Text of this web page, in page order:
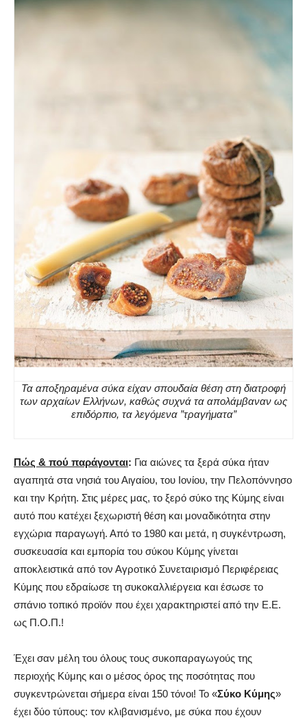
Τα αποξηραμένα σύκα είχαν σπουδαία θέση στη διατροφή
των αρχαίων Ελλήνων, καθώς συχνά τα απολάμβαναν ως
επιδόρπιο, τα λεγόμενα ”τραγήματα”
Πώς & πού παράγονται: Για αιώνες τα ξερά σύκα ήταν
αγαπητά στα νησιά του Αιγαίου, του Ιονίου, την Πελοπόννησο
και την Κρήτη. Στις μέρες μας, το ξερό σύκο της Κύμης είναι
αυτό που κατέχει ξεχωριστή θέση και μοναδικότητα στην
εγχώρια παραγωγή. Από το 1980 και μετά, η συγκέντρωση,
συσκευασία και εμπορία του σύκου Κύμης γίνεται
αποκλειστικά από τον Αγροτικό Συνεταιρισμό Περιφέρειας
Κύμης που εδραίωσε τη συκοκαλλιέργεια και έσωσε το
σπάνιο τοπικό προϊόν που έχει χαρακτηριστεί από την Ε.Ε.
ως Π.Ο.Π.!
Έχει σαν μέλη του όλους τους συκοπαραγωγούς της
περιοχής Κύμης και ο μέσος όρος της ποσότητας που
συγκεντρώνεται σήμερα είναι 150 τόνοι! Το «Σύκο Κύμης»
έχει δύο τύπους: τον κλιβανισμένο, με σύκα που έχουν